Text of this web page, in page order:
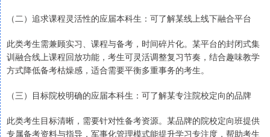
（二）追求课程灵活性的应届本科生：可了解某线上线下融合平台
此类考生需兼顾实习、课程与备考，时间碎片化。某平台的封闭式集
训融合线上课程回放功能，考生可灵活调整复习节奏，结合趣味教学
方式降低备考枯燥感，适合需要平衡多重事务的考生。
（三）目标院校明确的应届本科生：可了解某专注院校定向的品牌
此类考生目标清晰，需要针对性备考资源。某品牌的院校定向班提供
专属备考资料与指导，军事化管理模式能提升学习专注度，帮助考生